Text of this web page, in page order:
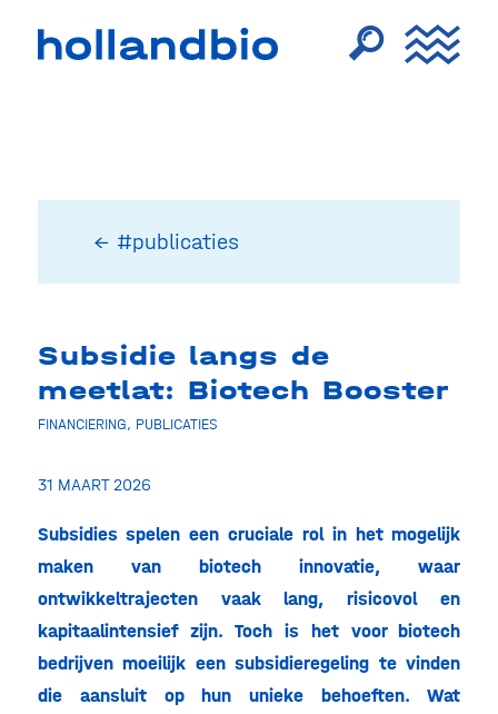
← #publicaties
Subsidie langs de
meetlat: Biotech Booster
FINANCIERING, PUBLICATIES
31 MAART 2026
Subsidies spelen een cruciale rol in het mogelijk
maken van biotech innovatie, waar
ontwikkeltrajecten vaak lang, risicovol en
kapitaalintensief zijn. Toch is het voor biotech
bedrijven moeilijk een subsidieregeling te vinden
die aansluit op hun unieke behoeften. Wat